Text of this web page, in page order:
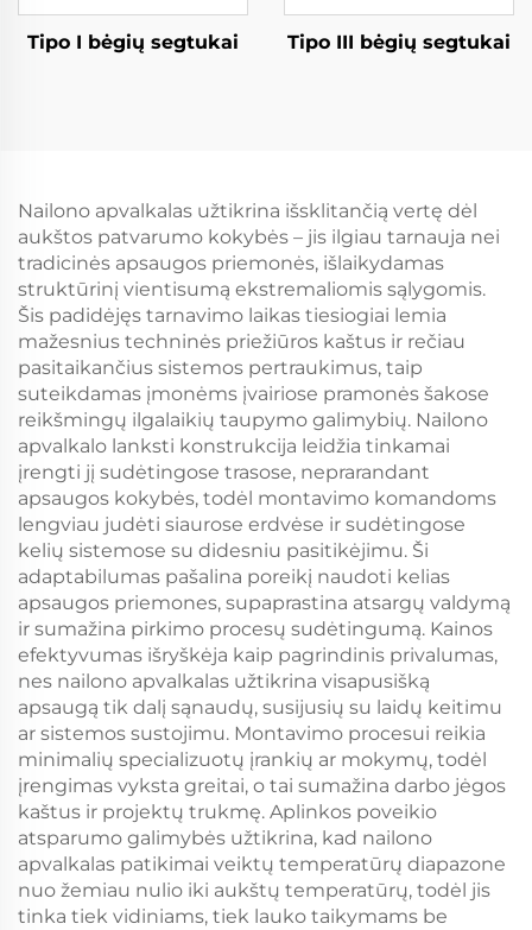
Tipo I bėgių segtukai Tipo III bėgių segtukai
Nailono apvalkalas užtikrina išsklitančią vertę dėl
aukštos patvarumo kokybės – jis ilgiau tarnauja nei
tradicinės apsaugos priemonės, išlaikydamas
struktūrinį vientisumą ekstremaliomis sąlygomis.
Šis padidėjęs tarnavimo laikas tiesiogiai lemia
mažesnius techninės priežiūros kaštus ir rečiau
pasitaikančius sistemos pertraukimus, taip
suteikdamas įmonėms įvairiose pramonės šakose
reikšmingų ilgalaikių taupymo galimybių. Nailono
apvalkalo lanksti konstrukcija leidžia tinkamai
įrengti jį sudėtingose trasose, neprarandant
apsaugos kokybės, todėl montavimo komandoms
lengviau judėti siaurose erdvėse ir sudėtingose
kelių sistemose su didesniu pasitikėjimu. Ši
adaptabilumas pašalina poreikį naudoti kelias
apsaugos priemones, supaprastina atsargų valdymą
ir sumažina pirkimo procesų sudėtingumą. Kainos
efektyvumas išryškėja kaip pagrindinis privalumas,
nes nailono apvalkalas užtikrina visapusišką
apsaugą tik dalį sąnaudų, susijusių su laidų keitimu
ar sistemos sustojimu. Montavimo procesui reikia
minimalių specializuotų įrankių ar mokymų, todėl
įrengimas vyksta greitai, o tai sumažina darbo jėgos
kaštus ir projektų trukmę. Aplinkos poveikio
atsparumo galimybės užtikrina, kad nailono
apvalkalas patikimai veiktų temperatūrų diapazone
nuo žemiau nulio iki aukštų temperatūrų, todėl jis
tinka tiek vidiniams, tiek lauko taikymams be